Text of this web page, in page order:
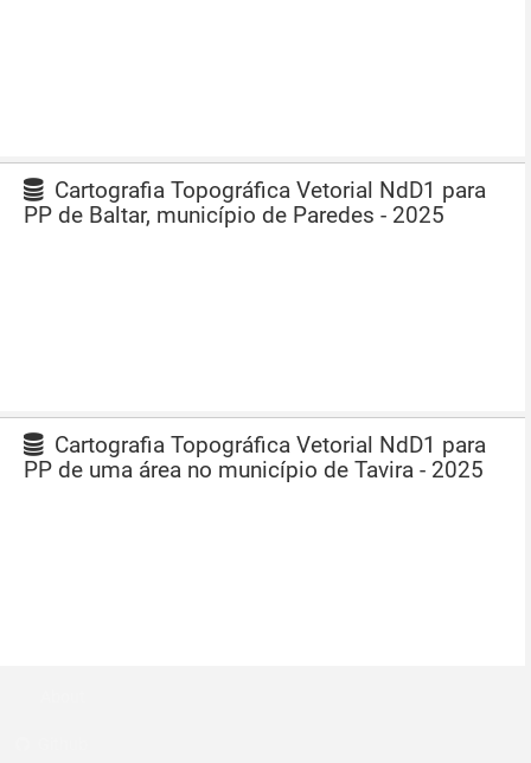
Cartografia Topográfica Vetorial NdD1 para
PP de Baltar, município de Paredes - 2025
Cartografia Topográfica Vetorial NdD1 para
PP de uma área no município de Tavira - 2025